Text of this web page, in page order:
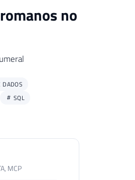
no
DADOS
SQL
MCP